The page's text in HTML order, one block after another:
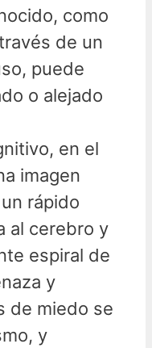
como
de un
puede
o alejado
en el
imagen
rápido
al cerebro y
espiral de
y
de miedo se
y